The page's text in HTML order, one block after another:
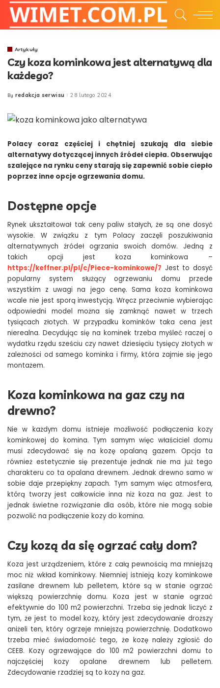
Artykuły
Czy koza kominkowa jest alternatywą dla
każdego?
Posted
By redakcja serwisu 28 lutego 2024
Polacy coraz częściej i chętniej szukają dla siebie
alternatywy dotyczącej innych źródeł ciepła. Obserwując
szalejące na rynku ceny starają się zapewnić sobie ciepło
poprzez inne opcje ogrzewania domu.
Dostępne opcje
Rynek ukształtował tak ceny paliw stałych, że są one dosyć
wysokie. W związku z tym Polacy zaczęli poszukiwania
alternatywnych źródeł ogrzania swoich domów. Jedną z
takich opcji jest koza kominkowa –
https://keffner.pl/pl/c/Piece-kominkowe/7 Jest to dosyć
popularny system służący ogrzewaniu domu przede
wszystkim z uwagi na jego cenę. Sama koza kominkowa
wcale nie jest sporą inwestycją. Wręcz przeciwnie wybierając
odpowiedni model można się zamknąć nawet w trzech
tysiącach złotych. W przypadku kominków taka cena jest
nierealna. Decydując się na kominek trzeba myśleć raczej o
wydatku rzędu sześciu czy nawet dziesięciu tysięcy złotych w
zależności od samego kominka i firmy, która zajmie się jego
montażem.
Koza kominkowa na gaz czy na
drewno?
Nie w każdym domu istnieje możliwość podłączenia kozy
kominkowej do komina. Tym samym więc właściciel domu
musi zdecydować się na kozę opalaną gazem. Opcja ta
również estetycznie się prezentuje jednak nie ma już tego
charakteru co ta opalana drewnem. Jednak drewno samo w
sobie daje przepiękny zapach. Tym samym więc atmosfera,
którą tworzy jest całkowicie inna niż koza na gaz. Jest to
jednak świetne rozwiązanie dla osób, które nie mogą sobie
pozwolić na podłączenie kozy do komina.
Czy kozą da się ogrzać cały dom?
Koza jest urządzeniem, które z całą pewnością ma mniejszą
moc niż wkład kominkowy. Niemniej istnieją kozy kominkowe
zasilane drewnem lub pelletem, które są w stanie ogrzać
większą powierzchnię domu. Koza jest w stanie ogrzać
efektywnie do 100 m2 powierzchni. Trzeba się jednak liczyć z
tym, że jest to model kozy, który jest zdecydowanie droższy
aniżeli ten, który ogrzeje mniejszą powierzchnię. Dodatkowo
trzeba mieć świadomość tego, że kozę należy zgłosić do
CEEB. Kozy ogrzewające do 100 m2 powierzchni domu to
najczęściej kozy opalane drewnem lub pelletem.
Zdecydowanie rzadziej są to kozy na gaz.